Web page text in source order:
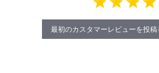
最初のカスタマーレビューを投稿